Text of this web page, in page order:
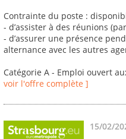
Contrainte du poste :
- d’assister à des réunions
- d’assurer une présence
alternance avec les autres
Catégorie A - Emploi ouvert
voir l'offre complète ]
15/02/